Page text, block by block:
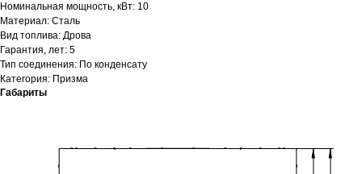
Номинальная мощность, кВт: 10
Материал: Сталь
Вид топлива: Дрова
Гарантия, лет: 5
Тип соединения: По конденсату
Категория: Призма
Габариты